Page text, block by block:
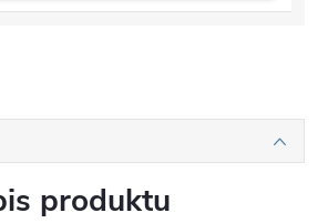
produktu